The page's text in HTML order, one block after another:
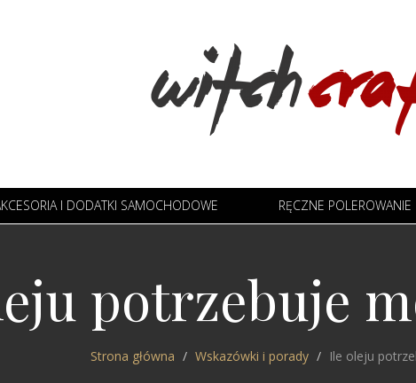
I DODATKI SAMOCHODOWE RĘCZNE POLEROWANIE
potrzebuje
Strona główna Wskazówki i porady Ile oleju